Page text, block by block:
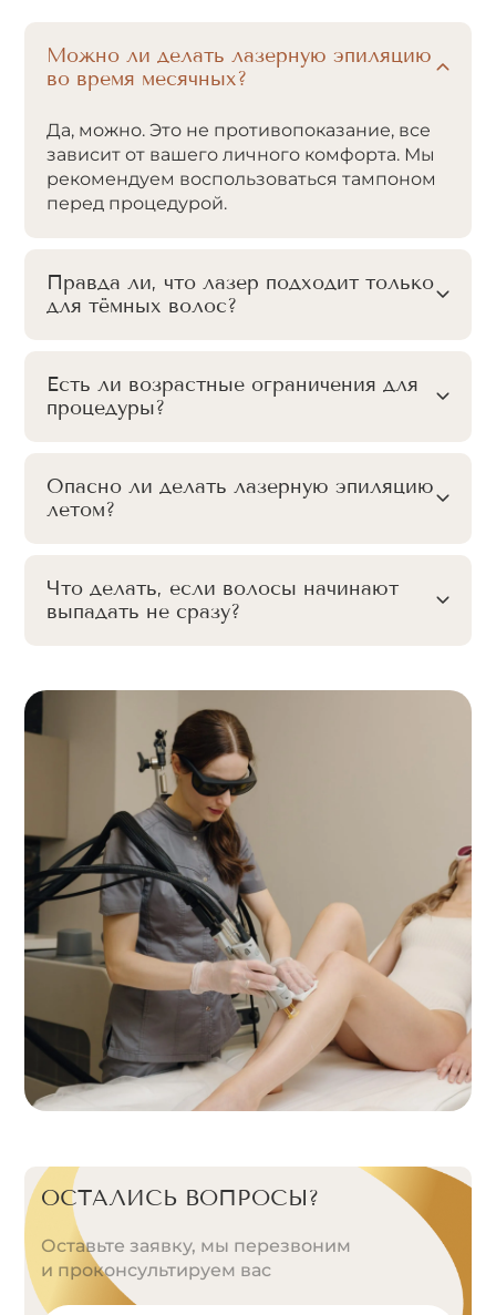
Можно ли делать лазерную эпиляцию
во время месячных?
Да, можно. Это не противопоказание, все
зависит от вашего личного комфорта. Мы
рекомендуем воспользоваться тампоном
перед процедурой.
Правда ли, что лазер подходит только
для тёмных волос?
Есть ли возрастные ограничения для
процедуры?
Опасно ли делать лазерную эпиляцию
летом?
Что делать, если волосы начинают
выпадать не сразу?
ОСТАЛИСЬ ВОПРОСЫ?
Оставьте заявку, мы перезвоним
и проконсультируем вас